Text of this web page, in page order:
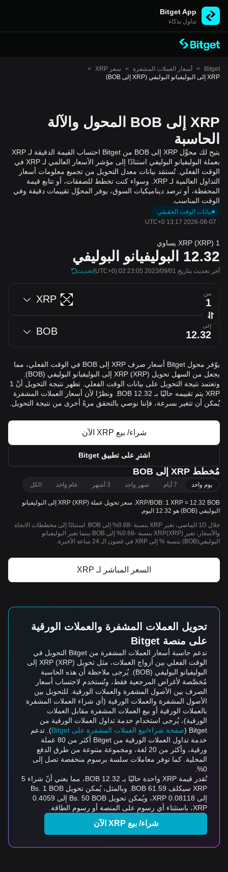
Bitget App
تداول بذكاء
Bitget
> أسعار العملات المشفرة > سعر XRP
>
XRP إلى البوليفيانو البوليفي (XRP إلى BOB)
XRP إلى BOB المحول والآلة
الحاسبة
يتيح لك محوِّل XRP إلى BOB من Bitget احتساب القيمة الدقيقة لـ XRP
بعملة البوليفيانو البوليفي استنادًا إلى مؤشر الأسعار العالمي لـ XRP في
الوقت الفعلي. تُستمَد بيانات معدل التحويل من تجميع معلومات أسعار
التداول العالمية لـ XRP. وسواء كنت تخطط للصفقات، أو تتابع قيمة
المحفظة، أو ترصد ديناميكيات السوق، يوفر المحوِّل تقييمات دقيقة وفي
الوقت المناسب.
بيانات الوقت الحقيقي
·
2026-08-07 13:17 UTC+0
1 XRP (XRP) يساوي
12.32 البوليفيانو البوليفي
آخر تحديث بتاريخ 2023/09/01 02:23:05 (UTC+0) تحديث
من XRP
إلى BOB
يوّفر محول Bitget أسعار صرف XRP إلى BOB في الوقت الفعلي، مما
يجعل من السهل تحويل XRP (XRP) إلى البوليفيانو البوليفي (BOB).
وتعتمد نتيجة التحويل على بيانات الوقت الفعلي. تظهر نتيجة التحويل أنّ 1
XRP يتم تقييمه حاليًا بـ 12.32 BOB. ونظرًا لأن أسعار العملات المشفرة
يُمكن أن تتغير بسرعة، فإننا نوصي بالتحقق مرةً أخرى من نتيجة التحويل.
شراء/ بيع XRP الآن
اشترِ على تطبيق Bitget
مُخطط XRP إلى BOB
يوم واحد 7 أيام شهر واحد 3 أشهر عام واحد الكل
XRP/BOB: 1 XRP = 12.32 BOB. سعر تحويل عملة XRP (XRP) إلى البوليفيانو
البوليفي (BOB) هو 12.32 اليوم.
خلال 1D الماضي، تغير XRP بنسبة -0.68% إلى BOB. استنادًا إلى مخططات الاتجاه
والأسعار، تغير XRP(XRP) بنسبة -0.68% إلى BOB بينما تغير البوليفيانو
البوليفي(BOB) بنسبة % إلى XRP في غضون الـ 24 ساعة الأخيرة.
السعر المباشر لـ XRP
تحويل العملات المشفرة والعملات الورقية
على منصة Bitget
تدعم حاسبة أسعار العملات المشفرة من Bitget التحويل في
الوقت الفعلي بين أزواج العملات، مثل تحويل XRP (XRP) إلى
البوليفيانو البوليفي (BOB). يُرجى ملاحظة أن هذه الحاسبة
مُخصَّصة لأغراض المرجعية فقط، وتُستخدم لاحتساب أسعار
الصرف بين الأصول المشفرة والعملات الورقية. للتحويل بين
الأصول المشفرة والعملات الورقية (أي شراء العملات المشفرة
بالعملات الورقية أو بيع العملات المشفرة مقابل العملات
الورقية)، يُرجى استخدام خدمة تداول العملات الورقية من
Bitget (
صفحة شراء/بيع العملات المشفرة على Bitget
). تدعم
خدمة تداول العملات الورقية من Bitget أكثر من 80 عملة
ورقية، وأكثر من 20 لغة، ومجموعة متنوعة من طرق الدفع
المحلية. كما توفر معاملات سلسة برسوم منخفضة تصل إلى
0%.
تُقدر قيمة XRP واحدة حاليًا بـ 12.32 BOB، مما يعني أنّ شراء 5
XRP سيكلف 61.59 BOB. وبالمثل، يُمكن تحويل Bs. 1 BOB
إلى 0.08118 XRP، ويُمكن تحويل Bs. 50 BOB إلى 0.4059
XRP، باستثناء أي رسومٍ على المنصة أو رسوم الطاقة.
شراء/ بيع XRP الآن